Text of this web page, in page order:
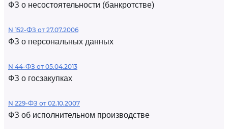
ФЗ о несостоятельности (банкротстве)
N 152-ФЗ от 27.07.2006
ФЗ о персональных данных
N 44-ФЗ от 05.04.2013
ФЗ о госзакупках
N 229-ФЗ от 02.10.2007
ФЗ об исполнительном производстве